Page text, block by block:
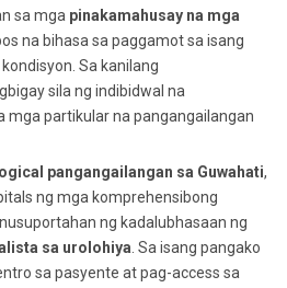
sa mga pinakamahusay na mga
na bihasa sa paggamot sa isang
Sa kanilang
sila ng indibidwal na
mga partikular na pangangailangan
pangangailangan sa Guwahati,
ng mga komprehensibong
ng kadalubhasaan ng
sa urolohiya . Sa isang pangako
sa pasyente at pag-access sa